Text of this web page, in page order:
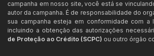
campanha em nosso site, você está se
autor da campanha. É de responsabilidade do
sua campanha esteja em conformidade com a
incluindo a obtenção das autorizações
de Proteção ao Crédito (SCPC) ou outro órgão